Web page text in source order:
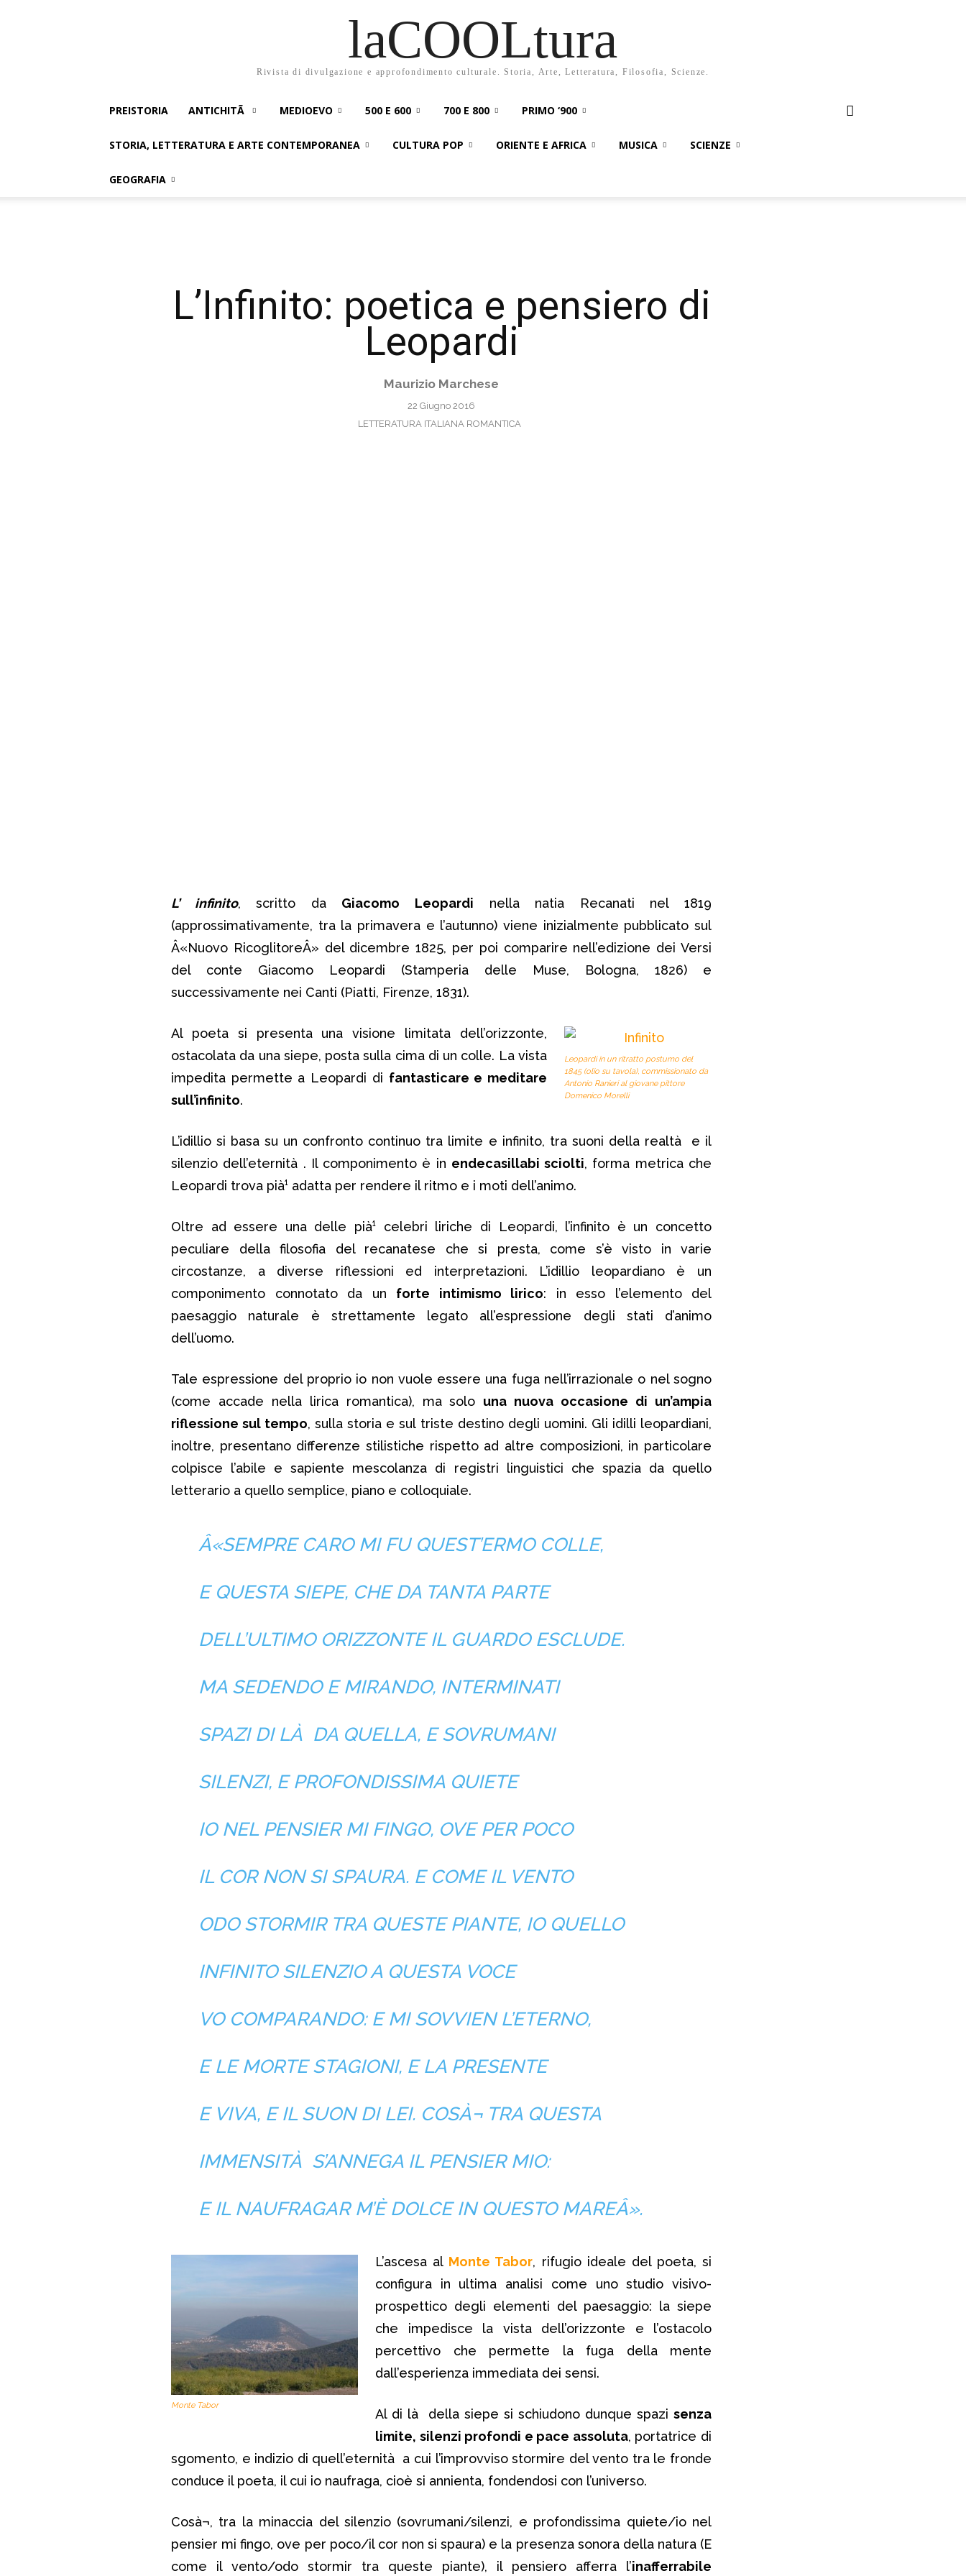
laCOOLtura
Rivista di divulgazione e approfondimento culturale. Storia, Arte, Letteratura, Filosofia, Scienze.
PREISTORIA ANTICHITÃ MEDIOEVO 500 E 600 700 E 800 PRIMO ‘900
STORIA, LETTERATURA E ARTE CONTEMPORANEA CULTURA POP ORIENTE E AFRICA MUSICA SCIENZE
GEOGRAFIA
L’Infinito: poetica e pensiero di
Leopardi
Maurizio Marchese
22 Giugno 2016
LETTERATURA ITALIANA ROMANTICA
L’ infinito, scritto da Giacomo Leopardi nella natia Recanati nel 1819
(approssimativamente, tra la primavera e l’autunno) viene inizialmente pubblicato sul
Â«Nuovo RicoglitoreÂ» del dicembre 1825, per poi comparire nell’edizione dei Versi
del conte Giacomo Leopardi (Stamperia delle Muse, Bologna, 1826) e
successivamente nei Canti (Piatti, Firenze, 1831).
Leopardi in un ritratto postumo del
1845 (olio su tavola), commissionato da
Antonio Ranieri al giovane pittore
Domenico Morelli
Al poeta si presenta una visione limitata dell’orizzonte,
ostacolata da una siepe, posta sulla cima di un colle. La vista
impedita permette a Leopardi di fantasticare e meditare
sull’infinito.
L’idillio si basa su un confronto continuo tra limite e infinito, tra suoni della realtà e il
silenzio dell’eternità . Il componimento è in endecasillabi sciolti, forma metrica che
Leopardi trova pià¹ adatta per rendere il ritmo e i moti dell’animo.
Oltre ad essere una delle pià¹ celebri liriche di Leopardi, l’infinito è un concetto
peculiare della filosofia del recanatese che si presta, come s’è visto in varie
circostanze, a diverse riflessioni ed interpretazioni. L’idillio leopardiano è un
componimento connotato da un forte intimismo lirico: in esso l’elemento del
paesaggio naturale è strettamente legato all’espressione degli stati d’animo
dell’uomo.
Tale espressione del proprio io non vuole essere una fuga nell’irrazionale o nel sogno
(come accade nella lirica romantica), ma solo una nuova occasione di un’ampia
riflessione sul tempo, sulla storia e sul triste destino degli uomini. Gli idilli leopardiani,
inoltre, presentano differenze stilistiche rispetto ad altre composizioni, in particolare
colpisce l’abile e sapiente mescolanza di registri linguistici che spazia da quello
letterario a quello semplice, piano e colloquiale.
Â«SEMPRE CARO MI FU QUEST’ERMO COLLE,
E QUESTA SIEPE, CHE DA TANTA PARTE
DELL’ULTIMO ORIZZONTE IL GUARDO ESCLUDE.
MA SEDENDO E MIRANDO, INTERMINATI
SPAZI DI LÀ DA QUELLA, E SOVRUMANI
SILENZI, E PROFONDISSIMA QUIETE
IO NEL PENSIER MI FINGO, OVE PER POCO
IL COR NON SI SPAURA. E COME IL VENTO
ODO STORMIR TRA QUESTE PIANTE, IO QUELLO
INFINITO SILENZIO A QUESTA VOCE
VO COMPARANDO: E MI SOVVIEN L’ETERNO,
E LE MORTE STAGIONI, E LA PRESENTE
E VIVA, E IL SUON DI LEI. COSÀ¬ TRA QUESTA
IMMENSITÀ S’ANNEGA IL PENSIER MIO:
E IL NAUFRAGAR M’È DOLCE IN QUESTO MAREÂ».
Monte Tabor
L’ascesa al Monte Tabor, rifugio ideale del poeta, si
configura in ultima analisi come uno studio visivo-
prospettico degli elementi del paesaggio: la siepe
che impedisce la vista dell’orizzonte e l’ostacolo
percettivo che permette la fuga della mente
dall’esperienza immediata dei sensi.
Al di là della siepe si schiudono dunque spazi senza
limite, silenzi profondi e pace assoluta, portatrice di
sgomento, e indizio di quell’eternità a cui l’improvviso stormire del vento tra le fronde
conduce il poeta, il cui io naufraga, cioè si annienta, fondendosi con l’universo.
Cosà¬, tra la minaccia del silenzio (sovrumani/silenzi, e profondissima quiete/io nel
pensier mi fingo, ove per poco/il cor non si spaura) e la presenza sonora della natura (E
come il vento/odo stormir tra queste piante), il pensiero afferra l’inafferrabile